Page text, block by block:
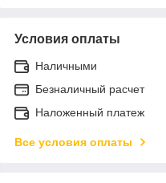
Условия оплаты
Наличными
Безналичный расчет
Наложенный платеж
Все условия оплаты